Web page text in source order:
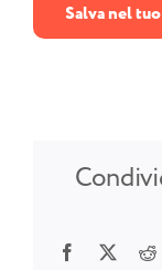
Salva nel
Facebook
X